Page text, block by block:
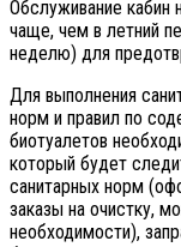
Обслуживание кабин
чаще, чем в летний
неделю) для
Для выполнения
норм и правил по
биотуалетов
который будет
санитарных норм
заказы на очистку,
необходимости),